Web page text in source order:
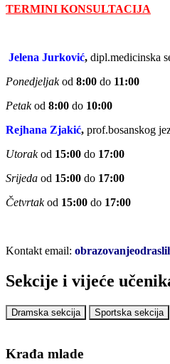
TERMINI KONSULTACIJA
Jelena Jurković, dipl.medicinska
Ponedjeljakod 8:00 do 11:00
Petakod 8:00 do 10:00
Rejhana Zjakić, prof.bosanskog
Utorakod 15:00 do 17:00
Srijeda od 15:00 do 17:00
Četvrtakod 15:00 do 17:00
Kontakt email:
Sekcije i vijeće
Dramska sekcija Sportska sekcija
Krađa mlade